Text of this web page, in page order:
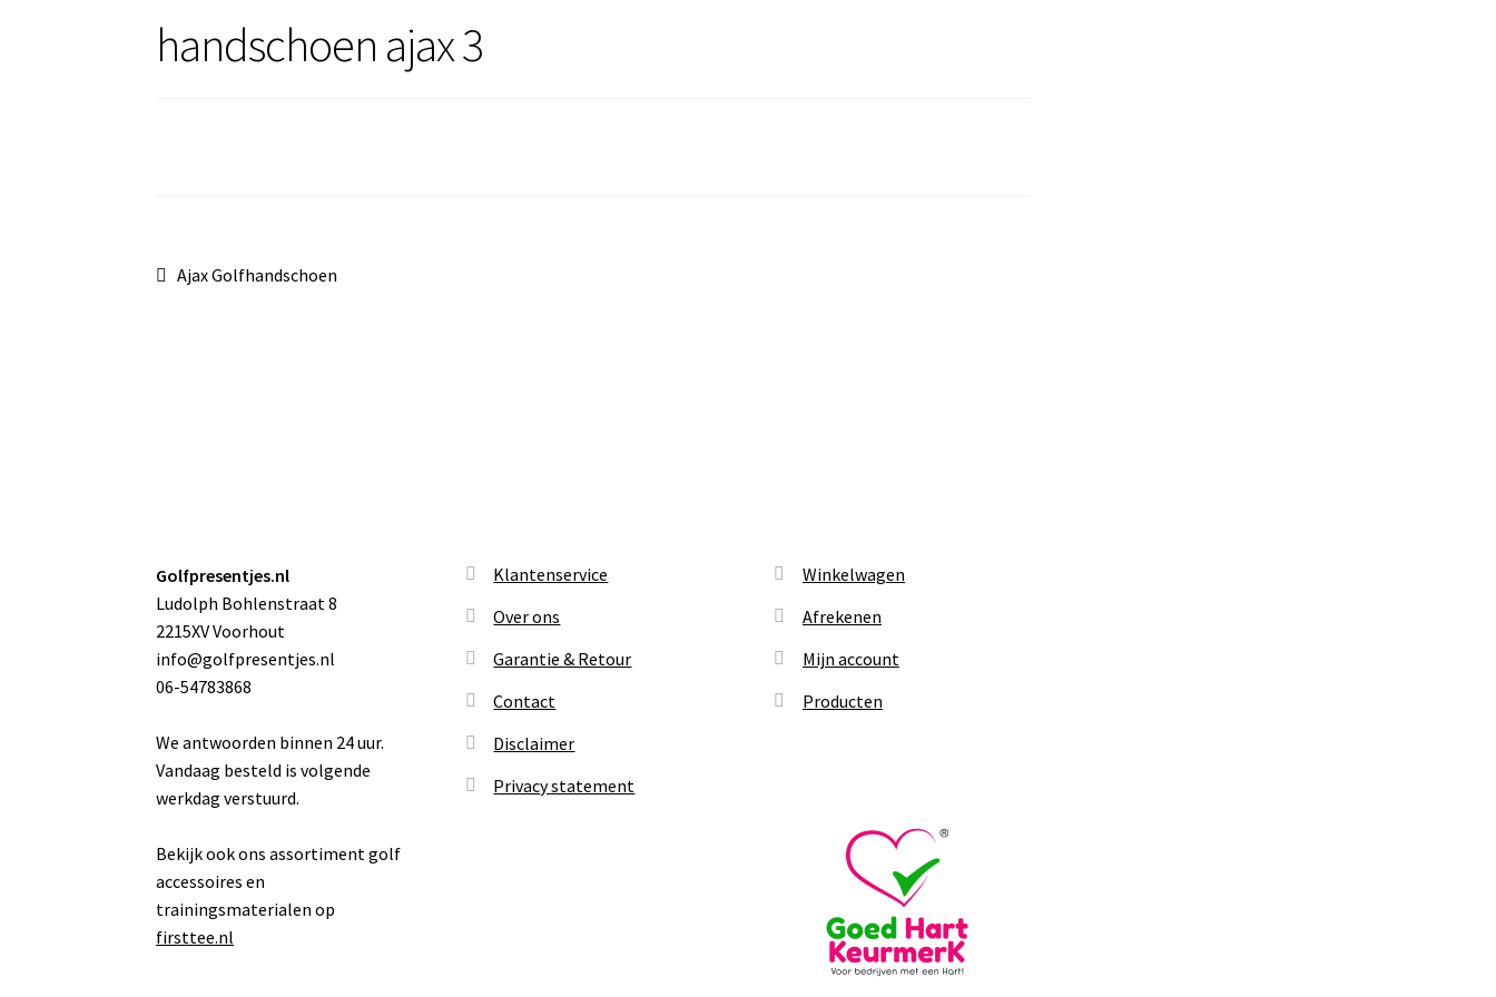
handschoen ajax 3
Bericht
Vorig
Ajax Golfhandschoen
Golfpresentjes.nl
Ludolph Bohlenstraat 8
2215XV Voorhout
info@golfpresentjes.nl
06-54783868
We antwoorden binnen 24 uur.
Vandaag besteld is volgende
werkdag verstuurd.
Bekijk ook ons assortiment golf
accessoires en
trainingsmaterialen op
firsttee.nl
Klantenservice
Over ons
Garantie & Retour
Contact
Disclaimer
Privacy statement
Winkelwagen
Afrekenen
Mijn account
Producten